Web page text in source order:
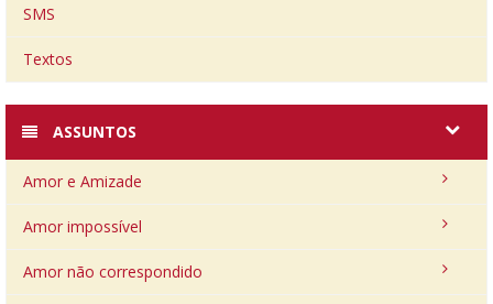
SMS
Textos
ASSUNTOS
Amor e Amizade
Amor impossível
Amor não correspondido